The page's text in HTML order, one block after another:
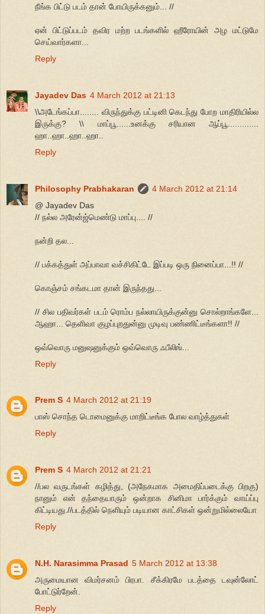
நீங்க பிட்டு படம் தான் போயிருக்கனும்... //
ஏன் பிட்டுப்படம் தவிர மற்ற படங்களில் ஹீரோயின் அழ மட்டுமே
செய்வார்களா...
Reply
Jayadev Das 4 March 2012 at 21:13
\\அடேங்கப்பா........ விருந்துக்கு பட்டினி கெடந்து போற மாதிரியில்ல
இருக்கு? \\ மாப்பூ......உனக்கு சரியான ஆப்பூ.............
ஹா..ஹா..ஹா..ஹா..
Reply
Philosophy Prabhakaran
4 March 2012 at 21:14
@ Jayadev Das
// நல்ல அரேன்ஜ்மெண்டு மாப்பு.... //
நன்றி தல...
// பக்கத்துள் அப்பாவா வச்சிகிட்டே இப்படி ஒரு நினைப்பா...!! //
கொஞ்சம் சங்கடமா தான் இருந்தது...
// சில பதிவர்கள் படம் ரொம்ப நல்லாயிருக்குன்னு சொல்றாங்களே...
ஆஹா... தெளிவா குழப்புறதுன்னு முடிவு பண்ணிட்டீங்களா!! //
ஒவ்வொரு மனுஷனுக்கும் ஒவ்வொரு ஃபீலிங்...
Reply
Prem S 4 March 2012 at 21:19
பாஸ் சொந்த டொமைனுக்கு மாறிட்டீங்க போல வாழ்த்துகள்
Reply
Prem S 4 March 2012 at 21:21
//பல வருடங்கள் கழித்து, (அநேகமாக அமைதிப்படைக்கு பிறகு)
நானும் என் தந்தையாரும் ஒன்றாக சினிமா பார்க்கும் வாய்ப்பு
கிட்டியது.//படத்தில் நெளியும் படியான காட்சிகள் ஒன்றுமில்லையோ
Reply
N.H. Narasimma Prasad 5 March 2012 at 13:38
அருமையான விமர்சனம் பிரபா. சீக்கிரமே படத்தை டவுன்லோட்
போட்டுர்றேன்.
Reply